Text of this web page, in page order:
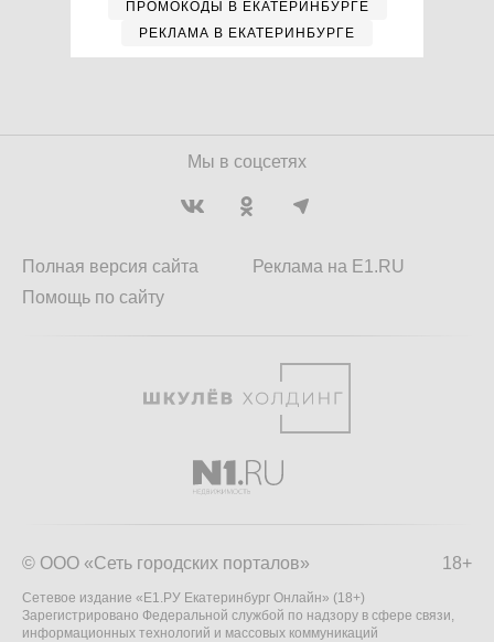
ПРОМОКОДЫ В ЕКАТЕРИНБУРГЕ
РЕКЛАМА В ЕКАТЕРИНБУРГЕ
Мы в соцсетях
Полная версия сайта
Помощь по сайту
Реклама на E1.RU
18+
© ООО «Сеть городских порталов»
Сетевое издание «Е1.РУ Екатеринбург Онлайн» (18+)
Зарегистрировано Федеральной службой по надзору в сфере связи,
информационных технологий и массовых коммуникаций